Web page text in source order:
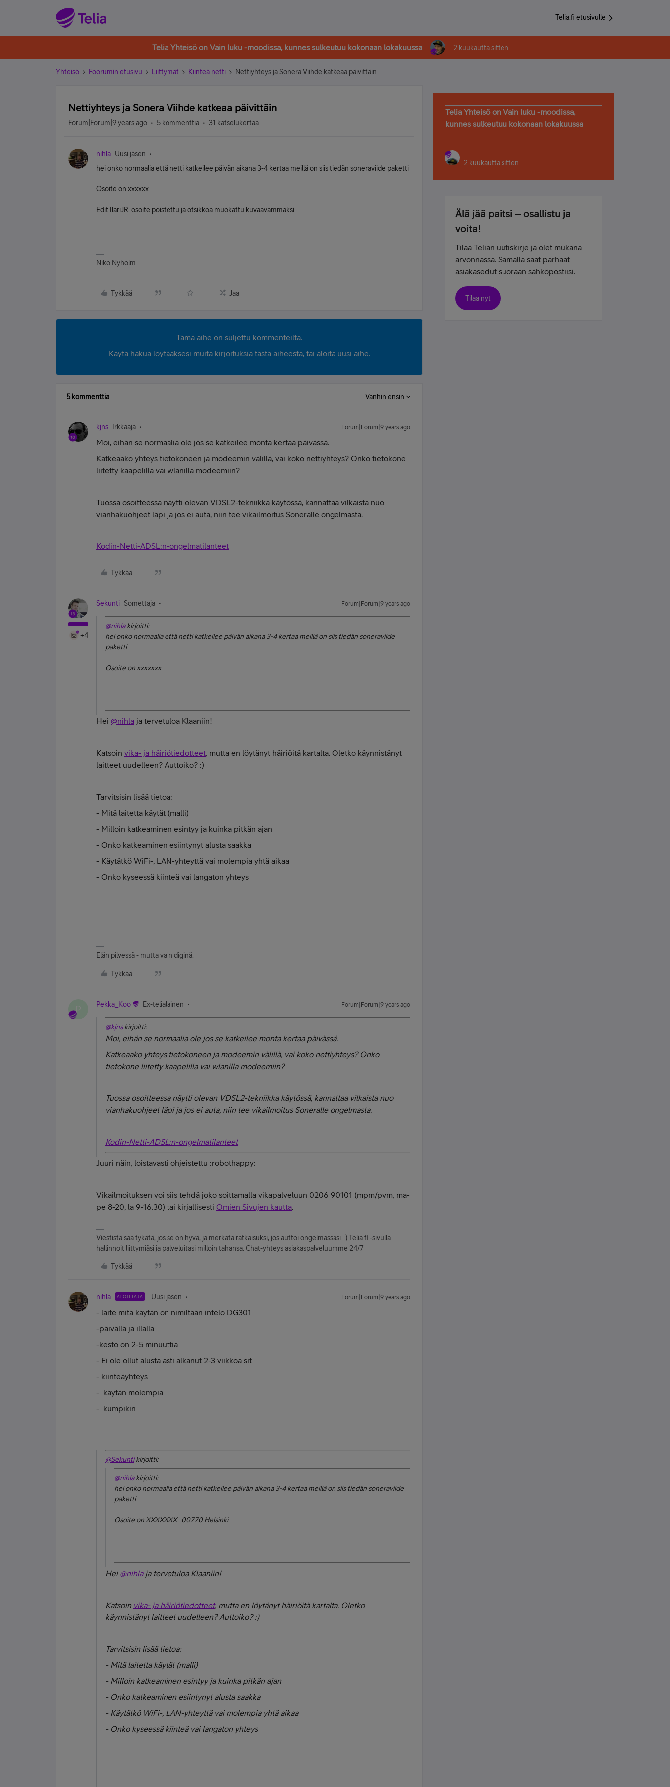
Telia.fi etusivulle
Telia Yhteisö on Vain luku -moodissa, kunnes sulkeutuu kokonaan lokakuussa 2 kuukautta sitten
Yhteisö Foorumin etusivu Liittymät Kiinteä netti Nettiyhteys ja Sonera Viihde katkeaa päivittäin
Nettiyhteys ja Sonera Viihde katkeaa päivittäin
Forum|Forum|9 years ago 5 kommenttia 31 katselukertaa
nihla Uusi jäsen
hei onko normaalia että netti katkeilee päivän aikana 3-4 kertaa meillä on siis tiedän soneraviide paketti
Osoite on xxxxxx
Edit IlariJR: osoite poistettu ja otsikkoa muokattu kuvaavammaksi.
Niko Nyholm
Tykkää Jaa
Tämä aihe on suljettu kommenteilta.
Käytä hakua löytääksesi muita kirjoituksia tästä aiheesta, tai aloita uusi aihe.
5 kommenttia Vanhin ensin
kjns Irkkaaja Forum|Forum|9 years ago
Moi, eihän se normaalia ole jos se katkeilee monta kertaa päivässä.
Katkeaako yhteys tietokoneen ja modeemin välillä, vai koko nettiyhteys? Onko tietokone
liitetty kaapelilla vai wlanilla modeemiin?
Tuossa osoitteessa näytti olevan VDSL2-tekniikka käytössä, kannattaa vilkaista nuo
vianhakuohjeet läpi ja jos ei auta, niin tee vikailmoitus Soneralle ongelmasta.
Kodin-Netti-ADSL:n-ongelmatilanteet
Tykkää
+4
Sekunti Somettaja Forum|Forum|9 years ago
@nihlakirjoitti:
hei onko normaalia että netti katkeilee päivän aikana 3-4 kertaa meillä on siis tiedän soneraviide
paketti
Osoite on xxxxxxx
Hei @nihla ja tervetuloa Klaaniin!
Katsoin vika- ja häiriötiedotteet, mutta en löytänyt häiriöitä kartalta. Oletko käynnistänyt
laitteet uudelleen? Auttoiko? :)
Tarvitsisin lisää tietoa:
- Mitä laitetta käytät (malli)
- Milloin katkeaminen esintyy ja kuinka pitkän ajan
- Onko katkeaminen esiintynyt alusta saakka
- Käytätkö WiFi-, LAN-yhteyttä vai molempia yhtä aikaa
- Onko kyseessä kiinteä vai langaton yhteys
Elän pilvessä - mutta vain diginä.
Tykkää
P Pekka_Koo Ex-telialainen Forum|Forum|9 years ago
@kjnskirjoitti:
Moi, eihän se normaalia ole jos se katkeilee monta kertaa päivässä.
Katkeaako yhteys tietokoneen ja modeemin välillä, vai koko nettiyhteys? Onko
tietokone liitetty kaapelilla vai wlanilla modeemiin?
Tuossa osoitteessa näytti olevan VDSL2-tekniikka käytössä, kannattaa vilkaista nuo
vianhakuohjeet läpi ja jos ei auta, niin tee vikailmoitus Soneralle ongelmasta.
Kodin-Netti-ADSL:n-ongelmatilanteet
Juuri näin, loistavasti ohjeistettu :robothappy:
Vikailmoituksen voi siis tehdä joko soittamalla vikapalveluun 0206 90101 (mpm/pvm, ma-
pe 8-20, la 9-16.30) tai kirjallisesti Omien Sivujen kautta.
Viestistä saa tykätä, jos se on hyvä, ja merkata ratkaisuksi, jos auttoi ongelmassasi. :) Telia.fi -sivulla
hallinnoit liittymiäsi ja palveluitasi milloin tahansa. Chat-yhteys asiakaspalveluumme 24/7
Tykkää
nihla ALOITTAJA Uusi jäsen Forum|Forum|9 years ago
- laite mitä käytän on nimiltään intelo DG301
-päivällä ja illalla
-kesto on 2-5 minuuttia
- Ei ole ollut alusta asti alkanut 2-3 viikkoa sit
- kiinteäyhteys
- käytän molempia
- kumpikin
@Sekuntikirjoitti:
@nihlakirjoitti:
hei onko normaalia että netti katkeilee päivän aikana 3-4 kertaa meillä on siis tiedän soneraviide
paketti
Osoite on XXXXXXX 00770 Helsinki
Hei@nihlaja tervetuloa Klaaniin!
Katsoin vika- ja häiriötiedotteet, mutta en löytänyt häiriöitä kartalta. Oletko
käynnistänyt laitteet uudelleen? Auttoiko? :)
Tarvitsisin lisää tietoa:
- Mitä laitetta käytät (malli)
- Milloin katkeaminen esintyy ja kuinka pitkän ajan
- Onko katkeaminen esiintynyt alusta saakka
- Käytätkö WiFi-, LAN-yhteyttä vai molempia yhtä aikaa
- Onko kyseessä kiinteä vai langaton yhteys
Telia Yhteisö on Vain luku -moodissa,
kunnes sulkeutuu kokonaan lokakuussa
2 kuukautta sitten
Älä jää paitsi – osallistu ja
voita!
Tilaa Telian uutiskirje ja olet mukana
arvonnassa. Samalla saat parhaat
asiakasedut suoraan sähköpostiisi.
Tilaa nyt